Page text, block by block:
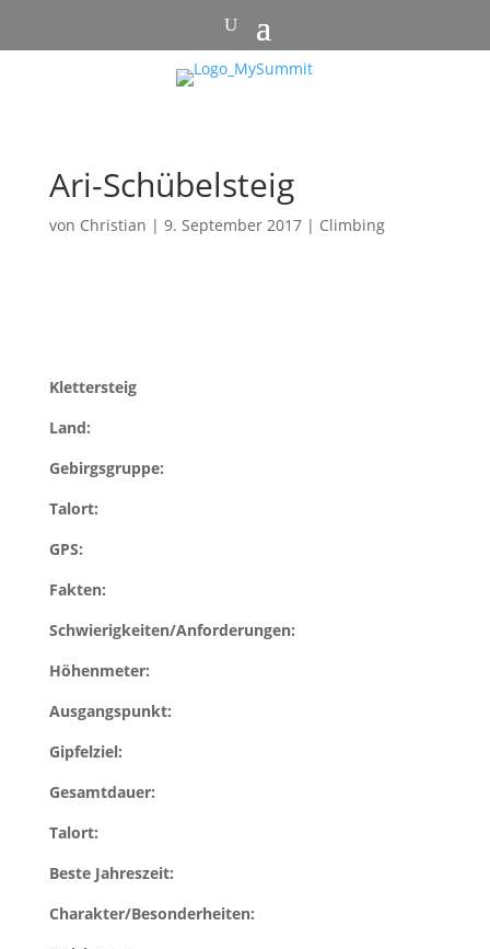
Ari-Schübelsteig
von Christian | 9. September 2017| Climbing
Klettersteig
Land:
Gebirgsgruppe:
Talort:
GPS:
Fakten:
Schwierigkeiten/Anforderungen:
Höhenmeter:
Ausgangspunkt:
Gipfelziel:
Gesamtdauer:
Talort:
Beste Jahreszeit:
Charakter/Besonderheiten: